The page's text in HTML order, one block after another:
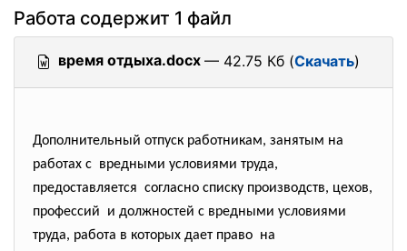
Работа содержит 1 файл
время отдыха.docx — 42.75 Кб (Скачать)
Дополнительный отпуск работникам, занятым на
работах с вредными условиями труда,
предоставляется согласно списку производств, цехов,
профессий и должностей с вредными условиями
труда, работа в которых дает право на